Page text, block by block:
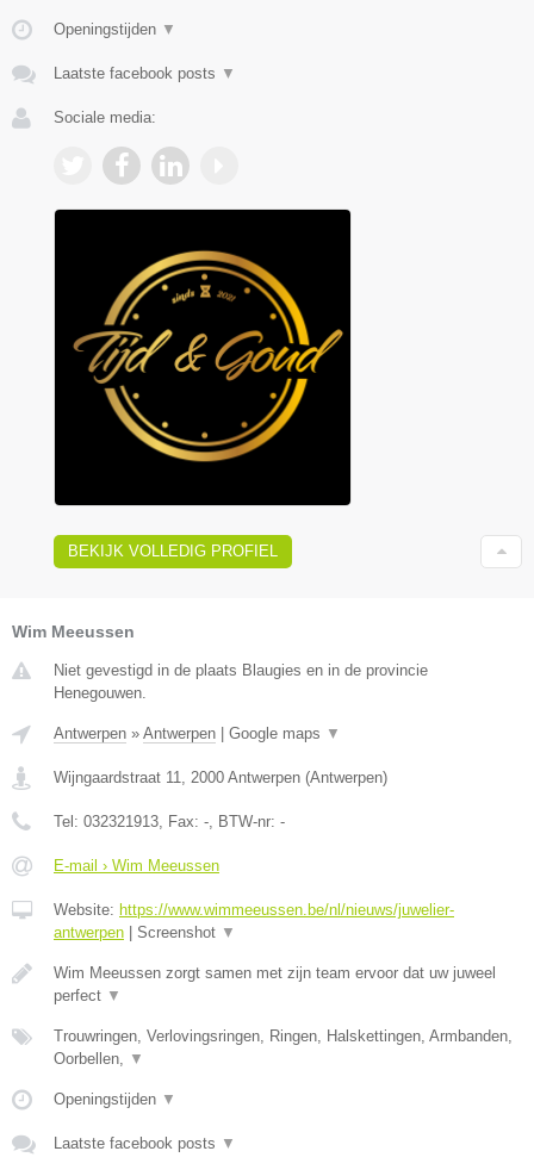
Openingstijden ▼
Laatste facebook posts ▼
Sociale media:
BEKIJK VOLLEDIG PROFIEL
Wim Meeussen
Niet gevestigd in de plaats Blaugies en in de provincie
Henegouwen.
Antwerpen » Antwerpen | Google maps ▼
Wijngaardstraat 11 2000 Antwerpen (Antwerpen)
Tel: 032321913 , Fax: - , BTW-nr: -
E-mail › Wim Meeussen
Website: https://www.wimmeeussen.be/nl/nieuws/juwelier-
antwerpen | Screenshot ▼
Wim Meeussen zorgt samen met zijn team ervoor dat uw juweel
perfect ▼
Trouwringen, Verlovingsringen, Ringen, Halskettingen, Armbanden,
Oorbellen,
▼
Openingstijden ▼
Laatste facebook posts ▼